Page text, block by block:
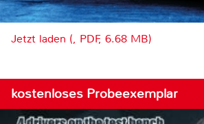
Jetzt laden (, PDF, 6.68 MB)
kostenloses Probeexemplar